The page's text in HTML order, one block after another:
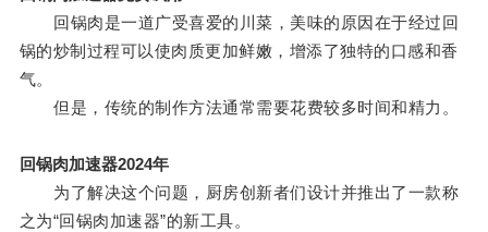
回锅肉是一道广受喜爱的川菜，美味的原因在于经过回
锅的炒制过程可以使肉质更加鲜嫩，增添了独特的口感和香
气。
但是，传统的制作方法通常需要花费较多时间和精力。
回锅肉加速器2024年
为了解决这个问题，厨房创新者们设计并推出了一款称
之为“回锅肉加速器”的新工具。